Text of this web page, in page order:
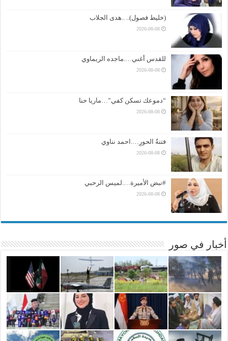
(خليط فصول).. ..هدى الجلاب
2026-08-08
للقدس أغني….ماجده الريماوي
2026-08-08
“دموعك تسكن كفي”…ماريا حنا
2026-08-08
فتنةُ الحورِ….احمد نناوي
2026-08-08
#نبض الأميرة….لميس الرحبي
2026-08-08
أخبار في صور